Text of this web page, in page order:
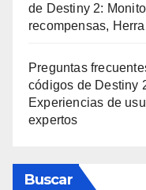
de Destiny 2:
recompensas,
Preguntas
códigos de Destiny
Experiencias de
expertos
Buscar